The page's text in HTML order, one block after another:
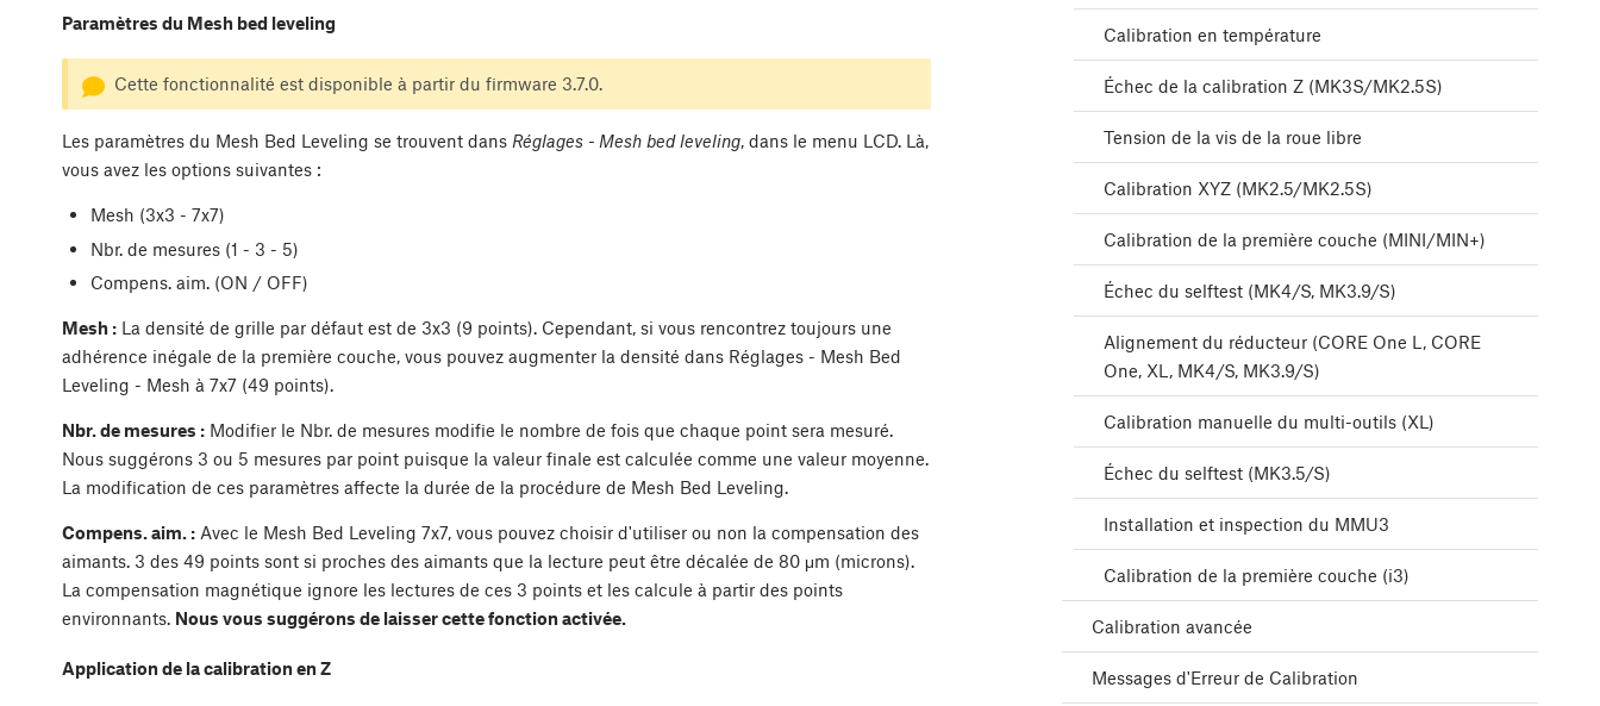
Paramètres du Mesh bed leveling
Cette fonctionnalité est disponible à partir du firmware 3.7.0.
Les paramètres du Mesh Bed Leveling se trouvent dans Réglages - Mesh bed leveling, dans le menu LCD. Là,
vous avez les options suivantes :
Mesh (3x3 - 7x7)
Nbr. de mesures (1 - 3 - 5)
Compens. aim. (ON / OFF)
Mesh : La densité de grille par défaut est de 3x3 (9 points). Cependant, si vous rencontrez toujours une
adhérence inégale de la première couche, vous pouvez augmenter la densité dans Réglages - Mesh Bed
Leveling - Mesh à 7x7 (49 points).
Nbr. de mesures : Modifier le Nbr. de mesures modifie le nombre de fois que chaque point sera mesuré.
Nous suggérons 3 ou 5 mesures par point puisque la valeur finale est calculée comme une valeur moyenne.
La modification de ces paramètres affecte la durée de la procédure de Mesh Bed Leveling.
Compens. aim. : Avec le Mesh Bed Leveling 7x7, vous pouvez choisir d'utiliser ou non la compensation des
aimants. 3 des 49 points sont si proches des aimants que la lecture peut être décalée de 80 μm (microns).
La compensation magnétique ignore les lectures de ces 3 points et les calcule à partir des points
environnants. Nous vous suggérons de laisser cette fonction activée.
Application de la calibration en Z
Calibration en température
Échec de la calibration Z (MK3S/MK2.5S)
Tension de la vis de la roue libre
Calibration XYZ (MK2.5/MK2.5S)
Calibration de la première couche (MINI/MIN+)
Échec du selftest (MK4/S, MK3.9/S)
Alignement du réducteur (CORE One L, CORE
One, XL, MK4/S, MK3.9/S)
Calibration manuelle du multi-outils (XL)
Échec du selftest (MK3.5/S)
Installation et inspection du MMU3
Calibration de la première couche (i3)
Calibration avancée
Messages d'Erreur de Calibration